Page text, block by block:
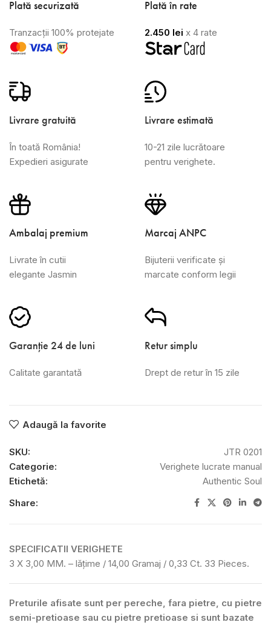
Plată securizată
Tranzacții 100% protejate
Plată în rate
2.450 lei x 4 rate
Livrare gratuită
În toată România!
Expedieri asigurate
Livrare estimată
10-21 zile lucrătoare
pentru verighete.
Ambalaj premium
Livrate în cutii
elegante Jasmin
Marcaj ANPC
Bijuterii verificate și
marcate conform legii
Garanție 24 de luni
Calitate garantată
Retur simplu
Drept de retur în 15 zile
Adaugă la favorite
SKU:
JTR 0201
Categorie:
Verighete lucrate manual
Etichetă:
Authentic Soul
Share:
SPECIFICATII VERIGHETE
3 X 3,00 MM. – lățime / 14,00 Gramaj / 0,33 Ct. 33 Pieces.
Preturile afisate sunt per pereche, fara pietre, cu pietre
semi-pretioase sau cu pietre pretioase si sunt bazate